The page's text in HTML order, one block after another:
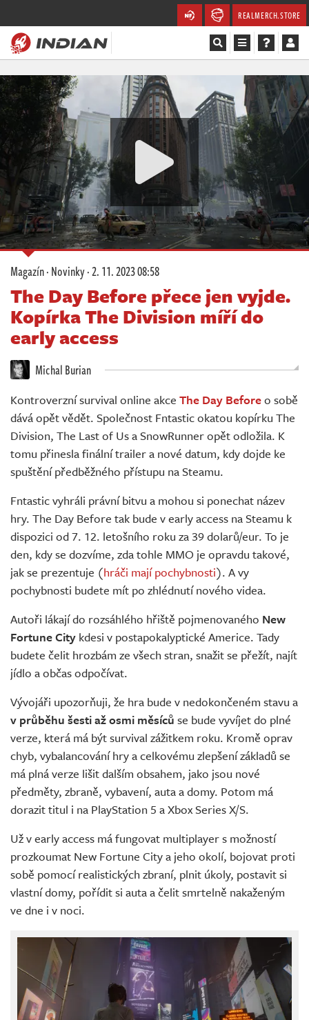
REALMERCH.STORE
Magazín
Recenze
Videa
Soutěže
Databáze
Komunita
Redakce
Živě
Magazín·Novinky·2. 11. 2023 08:58
The Day Before přece jen vyjde.
Kopírka The Division míří do
early access
Michal Burian
Kontroverzní survival online akce The Day Beforeo sobě
dává opět vědět. Společnost Fntastic okatou kopírku The
Division, The Last of Us a SnowRunner opět odložila. K
tomu přinesla finální trailer a nové datum, kdy dojde ke
spuštění předběžného přístupu na Steamu.
Fntastic vyhráli právní bitvu a mohou si ponechat název
hry. The Day Before tak bude v early access na Steamu k
dispozici od 7. 12. letošního roku za 39 dolarů/eur. To je
den, kdy se dozvíme, zda tohle MMO je opravdu takové,
jak se prezentuje (hráči mají pochybnosti). A vy
pochybnosti budete mít po zhlédnutí nového videa.
Autoři lákají do rozsáhlého hřiště pojmenovaného New
Fortune City kdesi v postapokalyptické Americe. Tady
budete čelit hrozbám ze všech stran, snažit se přežít, najít
jídlo a občas odpočívat.
Vývojáři upozorňuji, že hra bude v nedokončeném stavu a
v průběhu šesti až osmi měsíců se bude vyvíjet do plné
verze, která má být survival zážitkem roku. Kromě oprav
chyb, vybalancování hry a celkovému zlepšení základů se
má plná verze lišit dalším obsahem, jako jsou nové
předměty, zbraně, vybavení, auta a domy. Potom má
dorazit titul i na PlayStation 5 a Xbox Series X/S.
Už v early access má fungovat multiplayer s možností
prozkoumat New Fortune City a jeho okolí, bojovat proti
sobě pomocí realistických zbraní, plnit úkoly, postavit si
vlastní domy, pořídit si auta a čelit smrtelně nakaženým
ve dne i v noci.